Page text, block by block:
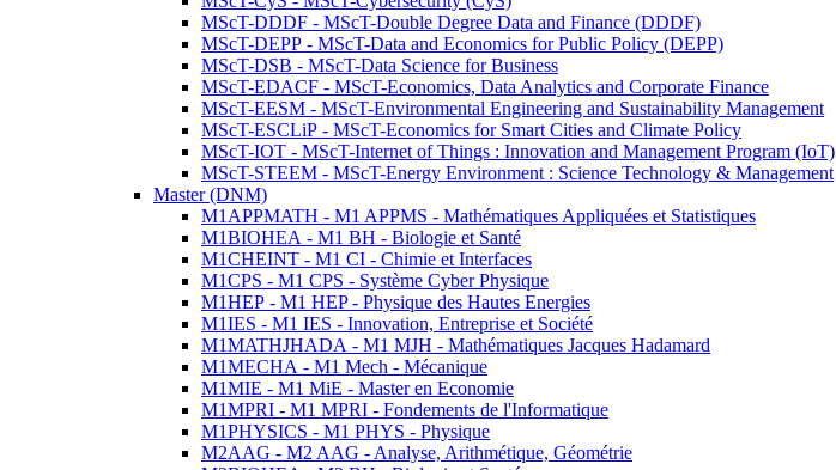
MScT-DDDF - MScT-Double Degree Data and Finance (DDDF)
MScT-DEPP - MScT-Data and Economics for Public Policy (DEPP)
MScT-DSB - MScT-Data Science for Business
MScT-EDACF - MScT-Economics, Data Analytics and Corporate Finance
MScT-EESM - MScT-Environmental Engineering and Sustainability Management
MScT-ESCLiP - MScT-Economics for Smart Cities and Climate Policy
MScT-IOT - MScT-Internet of Things : Innovation and Management Program (IoT)
MScT-STEEM - MScT-Energy Environment : Science Technology & Management
Master (DNM)
M1APPMATH - M1 APPMS - Mathématiques Appliquées et Statistiques
M1BIOHEA - M1 BH - Biologie et Santé
M1CHEINT - M1 CI - Chimie et Interfaces
M1CPS - M1 CPS - Système Cyber Physique
M1HEP - M1 HEP - Physique des Hautes Energies
M1IES - M1 IES - Innovation, Entreprise et Société
M1MATHJHADA - M1 MJH - Mathématiques Jacques Hadamard
M1MECHA - M1 Mech - Mécanique
M1MIE - M1 MiE - Master en Economie
M1MPRI - M1 MPRI - Fondements de l'Informatique
M1PHYSICS - M1 PHYS - Physique
M2AAG - M2 AAG - Analyse, Arithmétique, Géométrie